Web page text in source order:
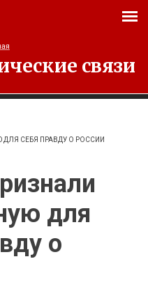
связи
СЕБЯ ПРАВДУ О РОССИИ
для
о